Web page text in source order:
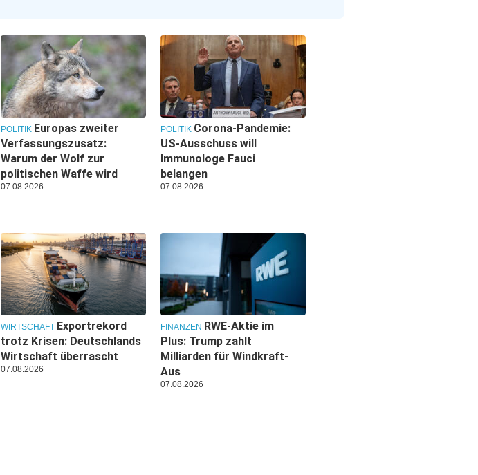
POLITIK Europas zweiter
Verfassungszusatz:
Warum der Wolf zur
politischen Waffe wird
07.08.2026
POLITIK Corona-Pandemie:
US-Ausschuss will
Immunologe Fauci
belangen
07.08.2026
WIRTSCHAFT Exportrekord
trotz Krisen: Deutschlands
Wirtschaft überrascht
07.08.2026
FINANZEN RWE-Aktie im
Plus: Trump zahlt
Milliarden für Windkraft-
Aus
07.08.2026